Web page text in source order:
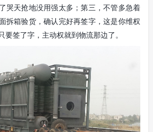
哭天抢地没用强太多；第三，不管多急着
拆箱验货，确认完好再签字，这是你维权
要签了字，主动权就到物流那边了。